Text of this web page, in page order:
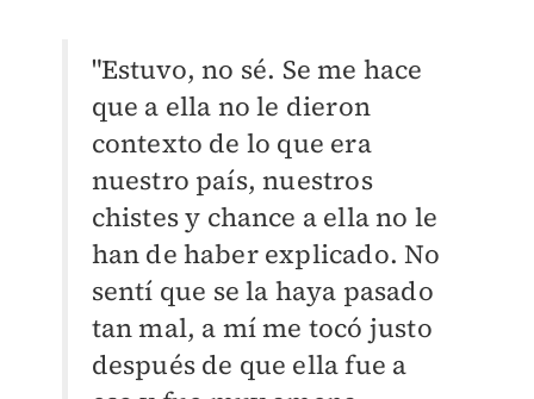
"Estuvo, no sé. Se me hace
que a ella no le dieron
contexto de lo que era
nuestro país, nuestros
chistes y chance a ella no le
han de haber explicado. No
sentí que se la haya pasado
tan mal, a mí me tocó justo
después de que ella fue a